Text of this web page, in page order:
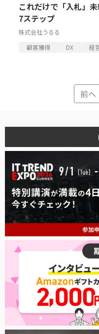
これだけで「入札」
7ステップ
株式会社うるる
顧客獲得
DX 経
前へ